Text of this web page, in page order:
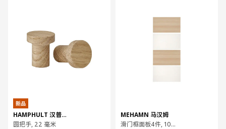
新品
HAMPHULT 汉普胡特
圆把手, 22 毫米
MEHAMN 马汉姆
滑门框面板4件, 100x236 厘米